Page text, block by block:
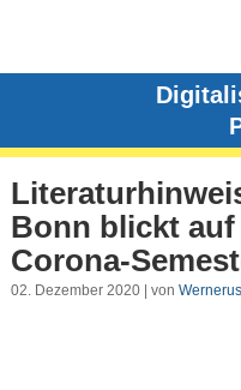
Bonn blickt auf
Corona-
02. Dezember 2020 | von